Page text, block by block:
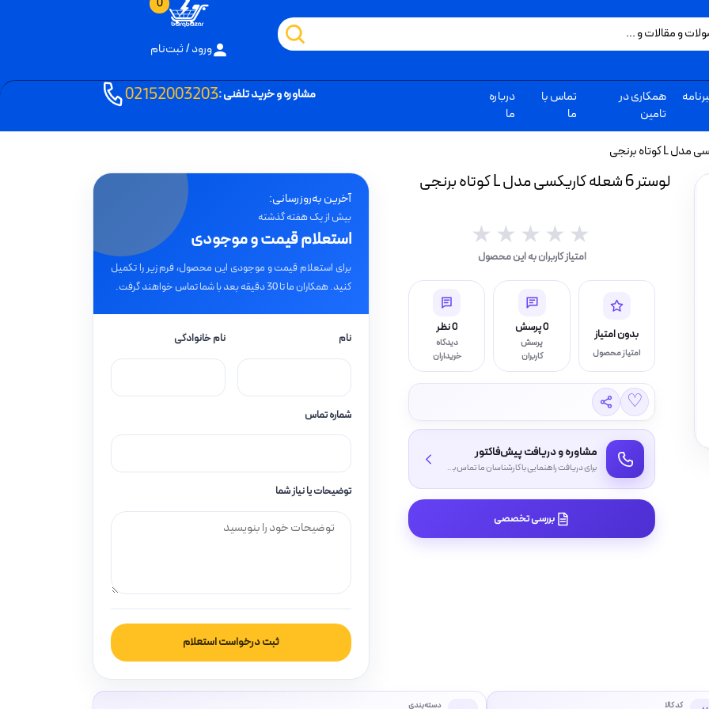
0
ورود / ثبت‌نام
همکاری در
تامین
تماس با
ما
درباره
ما
مشاوره و خرید تلفنی :02152003203
لوستر 6 شعله کاریکسی مدل L کوتاه برنجی
★★★★★
★★★★★
امتیاز کاربران به این محصول
بدون امتیاز
امتیاز محصول
0 پرسش
پرسش
کاربران
0 نظر
دیدگاه
خریداران
♡
مشاوره و دریافت پیش‌فاکتور
برای دریافت راهنمایی با کارشناسان ما تماس بگیرید
بررسی تخصصی
آخرین به‌روزرسانی:
بیش از یک هفته گذشته
استعلام قیمت و موجودی
برای استعلام قیمت و موجودی این محصول، فرم زیر را تکمیل
کنید. همکاران ما تا 30 دقیقه بعد با شما تماس خواهند گرفت.
نام نام خانوادگی
شماره تماس
توضیحات یا نیاز شما
ثبت درخواست استعلام
کد کالا دسته‌بندی